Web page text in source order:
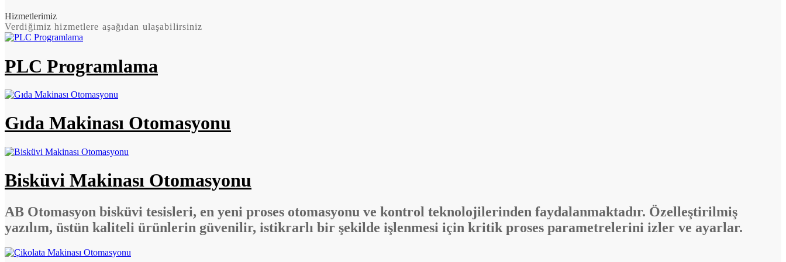
Hizmetlerimiz
Verdiğimiz hizmetlere aşağıdan ulaşabilirsiniz
PLC Programlama
Gıda Makinası Otomasyonu
Bisküvi Makinası Otomasyonu
AB Otomasyon bisküvi tesisleri, en yeni proses otomasyonu ve kontrol teknolojilerinden faydalanmaktadır. Özelleştirilmiş
yazılım, üstün kaliteli ürünlerin güvenilir, istikrarlı bir şekilde işlenmesi için kritik proses parametrelerini izler ve ayarlar.